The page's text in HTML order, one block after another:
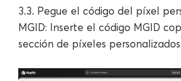
3.3. Pegue el código del píxel
MGID: Inserte el código MGID
sección de píxeles